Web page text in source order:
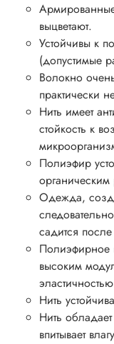
выцветают.
Устойчивы к
(допустимые
Волокно
практически
Нить имеет
стойкость к
Полиэфир
органическим
Одежда,
садится
Полиэфирное
высоким
Нить
Нить
впитывает